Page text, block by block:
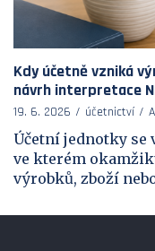
Kdy účetně vzniká
návrh interpretace
19. 6. 2026 účetnictví
Účetní jednotky se
ve kterém
výrobků, zboží